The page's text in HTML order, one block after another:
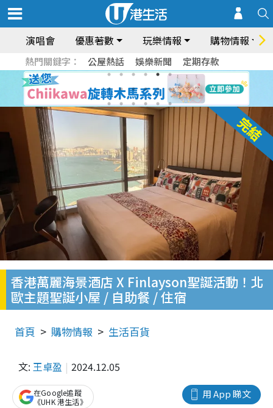
演唱會 優惠著數 玩樂情報 購物情報
熱門關鍵字： 公屋熱話 娛樂新聞 定期存款
香港萬麗海景酒店 X Finlayson聖誕活動！北
歐主題聖誕小屋 / 自助餐 / 住宿
首頁 購物情報 生活百貨
文: 王卓盈 2024.12.05
用 App 睇文
在Google追蹤
《UHK 港生活》